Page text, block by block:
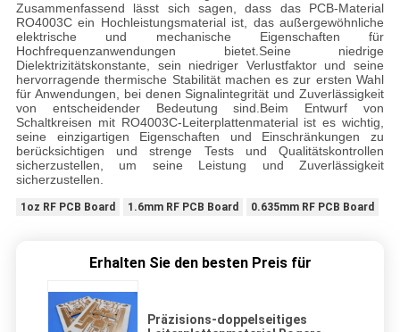
Zusammenfassend lässt sich sagen, dass das PCB-Material
RO4003C ein Hochleistungsmaterial ist, das außergewöhnliche
elektrische und mechanische Eigenschaften für
Hochfrequenzanwendungen bietet.Seine niedrige
Dielektrizitätskonstante, sein niedriger Verlustfaktor und seine
hervorragende thermische Stabilität machen es zur ersten Wahl
für Anwendungen, bei denen Signalintegrität und Zuverlässigkeit
von entscheidender Bedeutung sind.Beim Entwurf von
Schaltkreisen mit RO4003C-Leiterplattenmaterial ist es wichtig,
seine einzigartigen Eigenschaften und Einschränkungen zu
berücksichtigen und strenge Tests und Qualitätskontrollen
sicherzustellen, um seine Leistung und Zuverlässigkeit
sicherzustellen.
1oz RF PCB Board 1.6mm RF PCB Board 0.635mm RF PCB Board
Erhalten Sie den besten Preis für
Präzisions-doppelseitiges